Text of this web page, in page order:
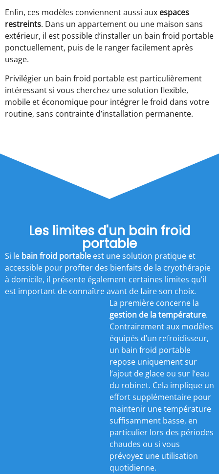
Enfin, ces modèles conviennent aussi aux espaces
restreints. Dans un appartement ou une maison sans
extérieur, il est possible d’installer un bain froid portable
ponctuellement, puis de le ranger facilement après
usage.
Privilégier un bain froid portable est particulièrement
intéressant si vous cherchez une solution flexible,
mobile et économique pour intégrer le froid dans votre
routine, sans contrainte d’installation permanente.
Les limites d'un bain froid
portable
Si le bain froid portable est une solution pratique et
accessible pour profiter des bienfaits de la cryothérapie
à domicile, il présente également certaines limites qu’il
est important de connaître avant de faire son choix.
La première concerne la
gestion de la température.
Contrairement aux modèles
équipés d’un refroidisseur,
un bain froid portable
repose uniquement sur
l’ajout de glace ou sur l’eau
du robinet. Cela implique un
effort supplémentaire pour
maintenir une température
suffisamment basse, en
particulier lors des périodes
chaudes ou si vous
prévoyez une utilisation
quotidienne.